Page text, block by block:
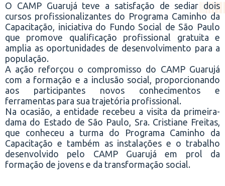
O CAMP Guarujá teve a satisfação de sediar dois
cursos profissionalizantes do Programa Caminho da
Capacitação, iniciativa do Fundo Social de São Paulo
que promove qualificação profissional gratuita e
amplia as oportunidades de desenvolvimento para a
população.
A ação reforçou o compromisso do CAMP Guarujá
com a formação e a inclusão social, proporcionando
aos participantes novos conhecimentos e
ferramentas para sua trajetória profissional.
Na ocasião, a entidade recebeu a visita da primeira-
dama do Estado de São Paulo, Sra. Cristiane Freitas,
que conheceu a turma do Programa Caminho da
Capacitação e também as instalações e o trabalho
desenvolvido pelo CAMP Guarujá em prol da
formação de jovens e da transformação social.